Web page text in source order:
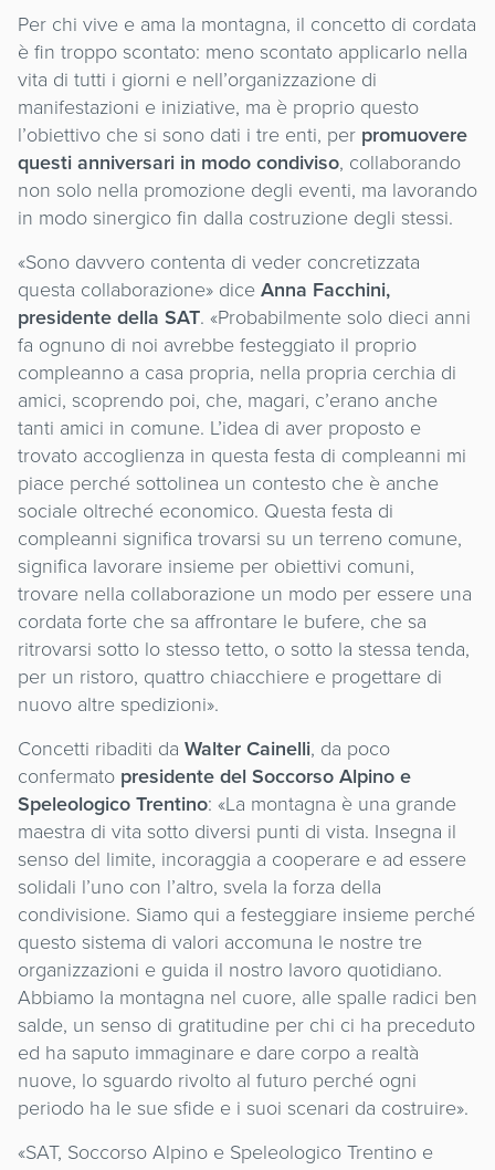
Per chi vive e ama la montagna, il concetto di cordata
è fin troppo scontato: meno scontato applicarlo nella
vita di tutti i giorni e nell’organizzazione di
manifestazioni e iniziative, ma è proprio questo
l’obiettivo che si sono dati i tre enti, per promuovere
questi anniversari in modo condiviso, collaborando
non solo nella promozione degli eventi, ma lavorando
in modo sinergico fin dalla costruzione degli stessi.
«Sono davvero contenta di veder concretizzata
questa collaborazione» diceAnna Facchini,
presidente della SAT. «Probabilmente solo dieci anni
fa ognuno di noi avrebbe festeggiato il proprio
compleanno a casa propria, nella propria cerchia di
amici, scoprendo poi, che, magari, c’erano anche
tanti amici in comune. L’idea di aver proposto e
trovato accoglienza in questa festa di compleanni mi
piace perché sottolinea un contesto che è anche
sociale oltreché economico. Questa festa di
compleanni significa trovarsi su un terreno comune,
significa lavorare insieme per obiettivi comuni,
trovare nella collaborazione un modo per essere una
cordata forte che sa affrontare le bufere, che sa
ritrovarsi sotto lo stesso tetto, o sotto la stessa tenda,
per un ristoro, quattro chiacchiere e progettare di
nuovo altre spedizioni».
Concetti ribaditi da Walter Cainelli, da poco
confermato presidente del Soccorso Alpino e
Speleologico Trentino: «La montagna è una grande
maestra di vita sotto diversi punti di vista. Insegna il
senso del limite, incoraggia a cooperare e ad essere
solidali l’uno con l’altro, svela la forza della
condivisione. Siamo qui a festeggiare insieme perché
questo sistema di valori accomuna le nostre tre
organizzazioni e guida il nostro lavoro quotidiano.
Abbiamo la montagna nel cuore, alle spalle radici ben
salde, un senso di gratitudine per chi ci ha preceduto
ed ha saputo immaginare e dare corpo a realtà
nuove, lo sguardo rivolto al futuro perché ogni
periodo ha le sue sfide e i suoi scenari da costruire».
«SAT, Soccorso Alpino e Speleologico Trentino e